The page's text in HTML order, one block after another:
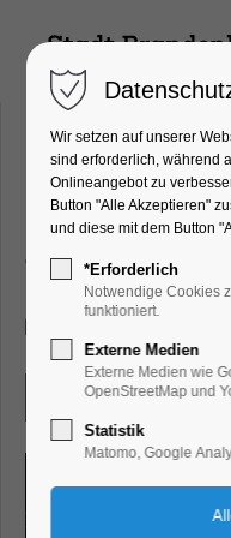
ES WAR
auch nicht…
Theater, Bühne
Eintritt frei
Wir setzen auf unserer
sind erforderlich, während
Onlineangebot zu
Button "Alle Akzeptieren"
und diese mit dem Button
*Erforderlich
Notwendige Cookies
funktioniert.
Externe Medien
Externe Medien wie
OpenStreetMap und
Statistik
Matomo, Google